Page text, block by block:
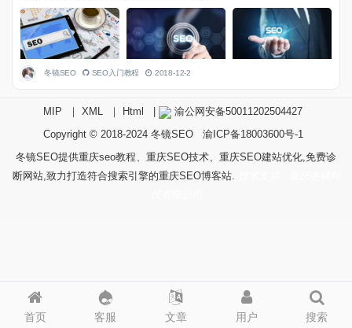
冬镜SEO SEO入门教程 2018-12-2
首页 客服 文章 用户 搜索
MIP ｜ XML ｜ Html
渝公网安备50011202504427
Copyright © 2018-2024 冬镜SEO
渝ICP备18003600号-1
冬镜SEO提供重庆seo教程、重庆SEO技术、重庆SEO建站优化,免费诊
断网站,致力打造符合搜索引擎的重庆SEO博客站.